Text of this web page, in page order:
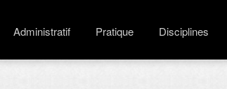
Administratif Pratique Disciplines